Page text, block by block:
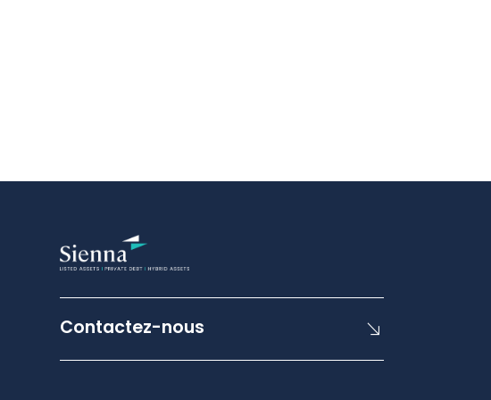
Contactez-nous